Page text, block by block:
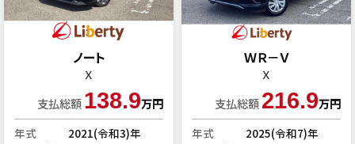
ノート
Ｘ
支払総額138.9万円
年式
2021(令和3)年
ＷＲ－Ｖ
Ｘ
支払総額216.9万円
年式
2025(令和7)年